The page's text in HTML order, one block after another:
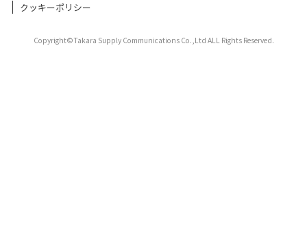
クッキーポリシー
Copyright©Takara Supply Communications Co.,Ltd ALL Rights Reserved.